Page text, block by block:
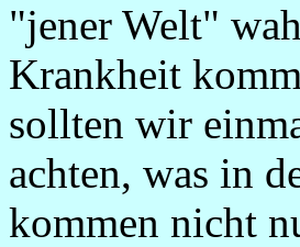
"jener Welt"
Krankheit
sollten wir
achten, was in
kommen nicht